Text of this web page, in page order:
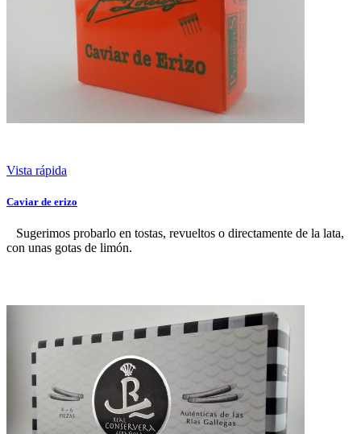
Vista rápida
Caviar de erizo
Sugerimos probarlo en tostas, revueltos o directamente de la lata,
con unas gotas de limón.